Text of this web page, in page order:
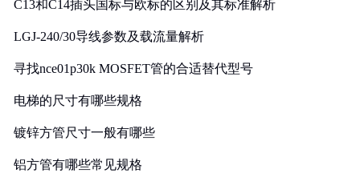
C13和C14插头国标与欧标的区别及其标准解析
LGJ-240/30导线参数及载流量解析
寻找nce01p30k MOSFET管的合适替代型号
电梯的尺寸有哪些规格
镀锌方管尺寸一般有哪些
铝方管有哪些常见规格